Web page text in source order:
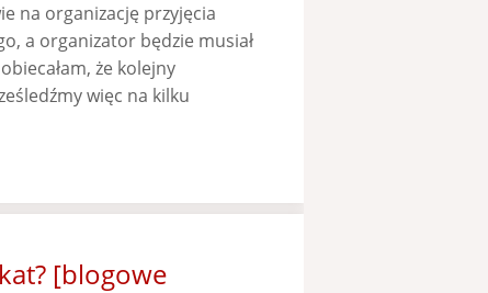
na organizację przyjęcia
a organizator będzie musiał
że kolejny
więc na kilku
[blogowe